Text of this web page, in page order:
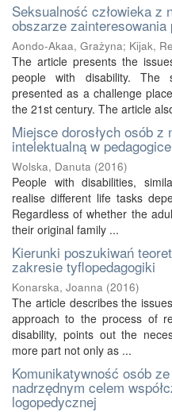
Seksualność człowieka z
obszarze
Aondo-Akaa, Grażyna; Kijak,
The article presents the
people with disability. The
presented as a challenge
the 21st century. The article
Miejsce dorosłych osób z
intelektualną w
Wolska, Danuta (2016)
People with disabilities,
realise different life tasks
Regardless of whether the
their original family ...
Kierunki poszukiwań
zakresie tyflopedagogiki
Konarska, Joanna (2016)
The article describes the
approach to the process of
disability, points out the
more part not only as ...
Komunikatywność osób
nadrzędnym celem
logopedycznej